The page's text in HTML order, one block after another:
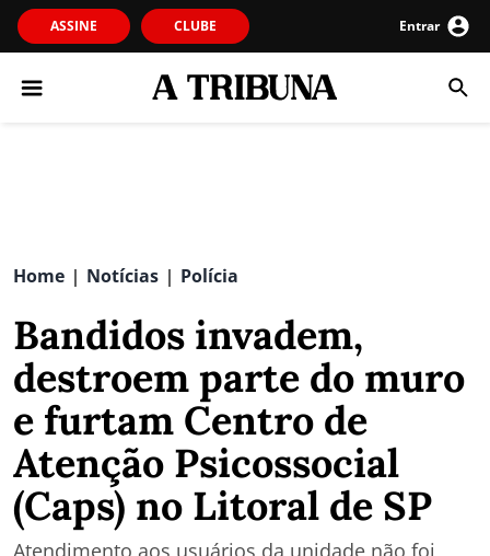
ASSINE CLUBE Entrar
Home | Notícias | Polícia
Bandidos invadem,
destroem parte do muro
e furtam Centro de
Atenção Psicossocial
(Caps) no Litoral de SP
Atendimento aos usuários da unidade não foi